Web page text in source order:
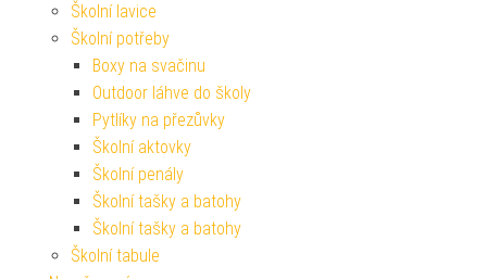
Školní lavice
Školní potřeby
Boxy na svačinu
Outdoor láhve do školy
Pytlíky na přezůvky
Školní aktovky
Školní penály
Školní tašky a batohy
Školní tašky a batohy
Školní tabule